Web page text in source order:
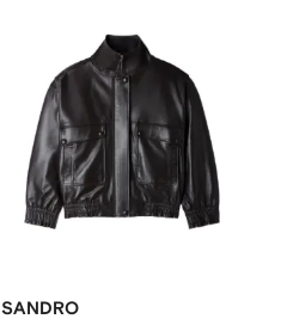
SANDRO